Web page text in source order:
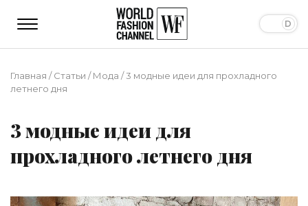
Главная /Статьи /Мода /3 модные идеи для прохладного
летнего дня
3 модные идеи для
прохладного летнего дня